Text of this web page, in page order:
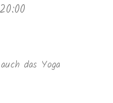
20:00
das Yoga